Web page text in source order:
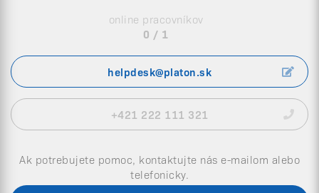
online pracovníkov
0 / 1
helpdesk@platon.sk
+421 222 111 321
Ak potrebujete pomoc, kontaktujte nás e-mailom alebo
telefonicky.